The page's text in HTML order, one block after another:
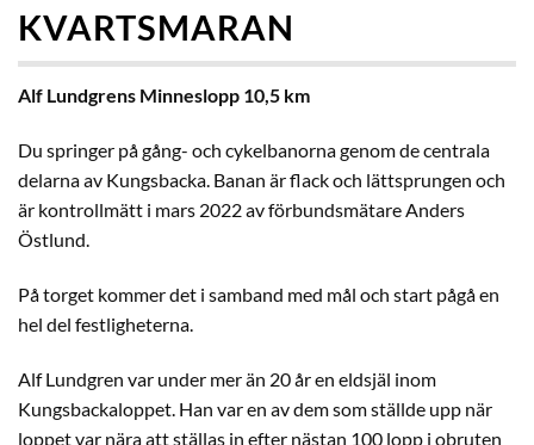
KVARTSMARAN
Alf Lundgrens Minneslopp 10,5 km
Du springer på gång- och cykelbanorna genom de centrala
delarna av Kungsbacka. Banan är flack och lättsprungen och
är kontrollmätt i mars 2022 av förbundsmätare Anders
Östlund.
På torget kommer det i samband med mål och start pågå en
hel del festligheterna.
Alf Lundgren var under mer än 20 år en eldsjäl inom
Kungsbackaloppet. Han var en av dem som ställde upp när
loppet var nära att ställas in efter nästan 100 lopp i obruten